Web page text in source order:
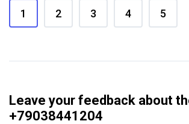
1 2 3 4 5
Leave your feedback about
+79038441204